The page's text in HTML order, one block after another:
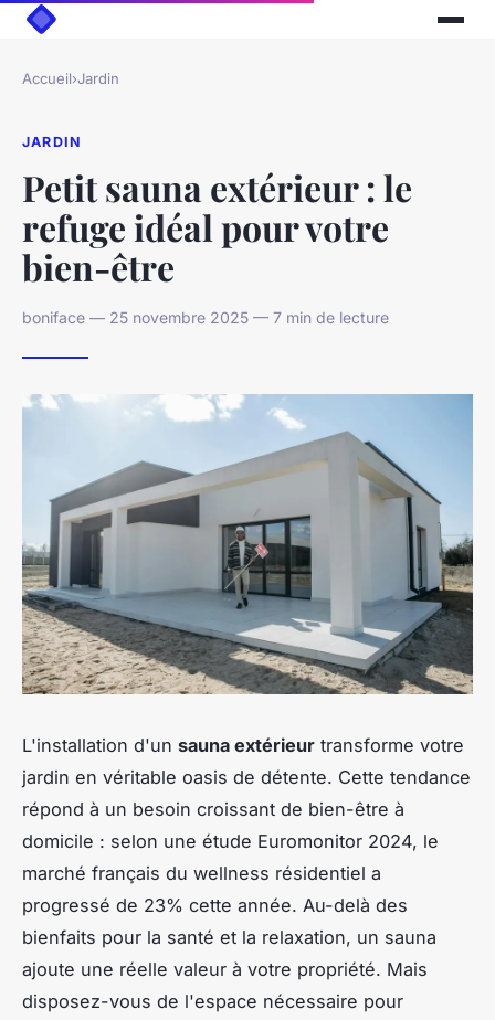
Accueil›Jardin
JARDIN
Petit sauna extérieur : le
refuge idéal pour votre
bien-être
boniface — 25 novembre 2025 — 7 min de lecture
L'installation d'un sauna extérieur transforme votre
jardin en véritable oasis de détente. Cette tendance
répond à un besoin croissant de bien-être à
domicile : selon une étude Euromonitor 2024, le
marché français du wellness résidentiel a
progressé de 23% cette année. Au-delà des
bienfaits pour la santé et la relaxation, un sauna
ajoute une réelle valeur à votre propriété. Mais
disposez-vous de l'espace nécessaire pour